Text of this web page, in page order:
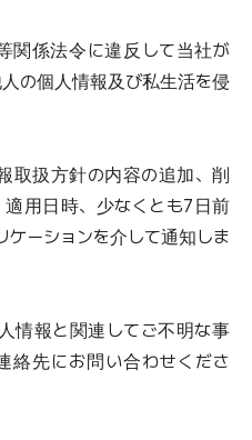
関係法令に違反して当社が
の個人情報及び私生活を侵
取扱方針の内容の追加、削
用日時、少なくとも7日前
ケーションを介して通知しま
情報と関連してご不明な事
絡先にお問い合わせくださ